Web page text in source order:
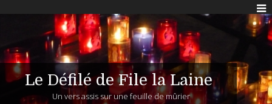
Le Défilé de File la Laine
Un vers assis sur une feuille de mûrier